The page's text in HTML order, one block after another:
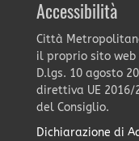
Accessibilità
Città
il proprio sito web
D.lgs. 10 agosto
direttiva UE 2016/
del Consiglio.
Dichiarazione di